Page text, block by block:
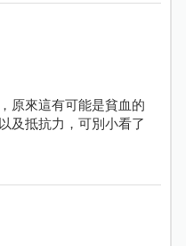
原來這有可能是貧血的
及抵抗力，可別小看了